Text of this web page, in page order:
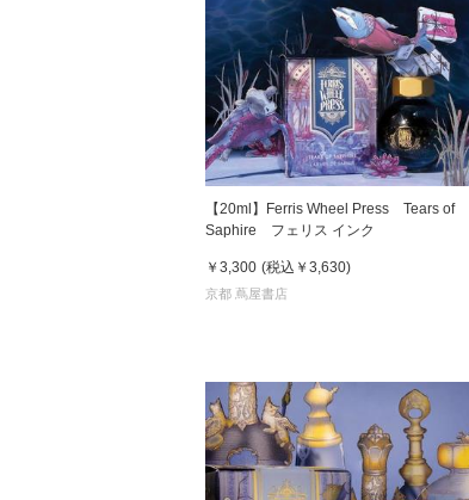
【20ml】Ferris Wheel Press Tears of
Saphire フェリス インク
￥3,300 (税込 ￥3,630)
京都 蔦屋書店